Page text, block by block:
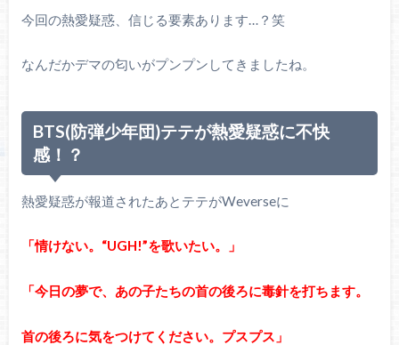
今回の熱愛疑惑、信じる要素あります…？笑
なんだかデマの匂いがプンプンしてきましたね。
BTS(防弾少年団)テテが熱愛疑惑に不快
感！？
熱愛疑惑が報道されたあとテテがWeverseに
「情けない。“UGH!”を歌いたい。」
「今日の夢で、あの子たちの首の後ろに毒針を打ちます。
首の後ろに気をつけてください。プスプス」